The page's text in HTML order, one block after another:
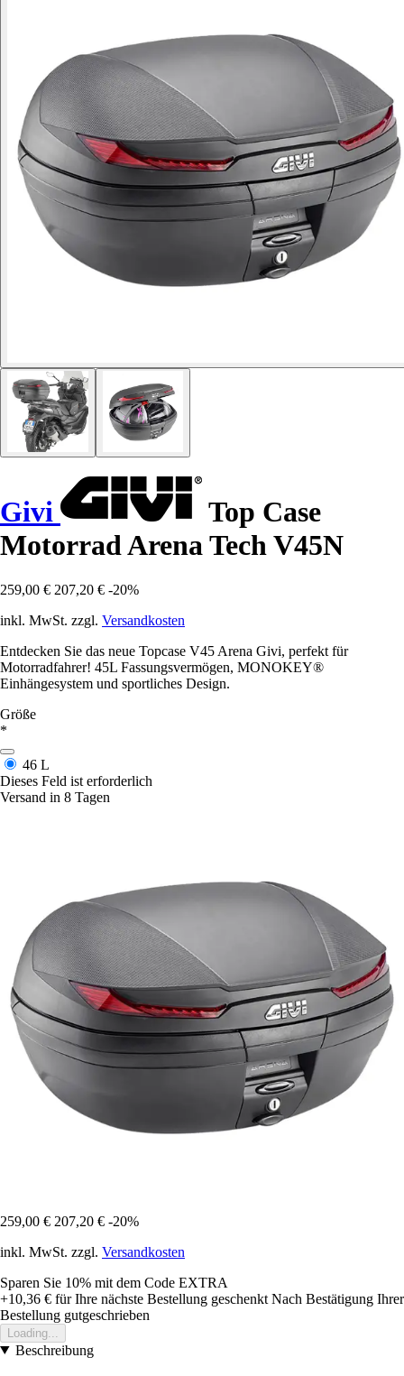
Givi
Top Case
Motorrad Arena Tech V45N
259,00 € 207,20 € -20%
inkl. MwSt. zzgl. Versandkosten
Entdecken Sie das neue Topcase V45 Arena Givi, perfekt für
Motorradfahrer! 45L Fassungsvermögen, MONOKEY®
Einhängesystem und sportliches Design.
Größe
*
46 L
Dieses Feld ist erforderlich
Versand in 8 Tagen
259,00 € 207,20 € -20%
inkl. MwSt. zzgl. Versandkosten
Sparen Sie 10% mit dem Code EXTRA
+10,36 € für Ihre nächste Bestellung geschenkt Nach Bestätigung Ihrer
Bestellung gutgeschrieben
Loading...
Beschreibung